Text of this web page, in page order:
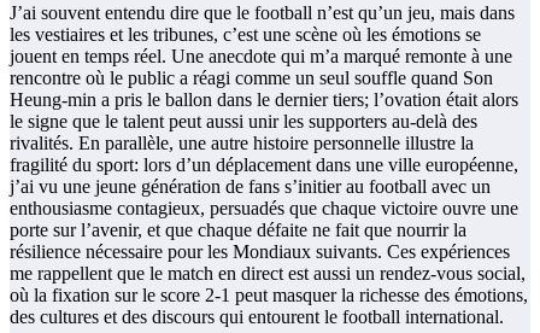
J’ai souvent entendu dire que le football n’est qu’un jeu, mais dans
les vestiaires et les tribunes, c’est une scène où les émotions se
jouent en temps réel. Une anecdote qui m’a marqué remonte à une
rencontre où le public a réagi comme un seul souffle quand Son
Heung-min a pris le ballon dans le dernier tiers; l’ovation était alors
le signe que le talent peut aussi unir les supporters au-delà des
rivalités. En parallèle, une autre histoire personnelle illustre la
fragilité du sport: lors d’un déplacement dans une ville européenne,
j’ai vu une jeune génération de fans s’initier au football avec un
enthousiasme contagieux, persuadés que chaque victoire ouvre une
porte sur l’avenir, et que chaque défaite ne fait que nourrir la
résilience nécessaire pour les Mondiaux suivants. Ces expériences
me rappellent que le match en direct est aussi un rendez-vous social,
où la fixation sur le score 2-1 peut masquer la richesse des émotions,
des cultures et des discours qui entourent le football international.